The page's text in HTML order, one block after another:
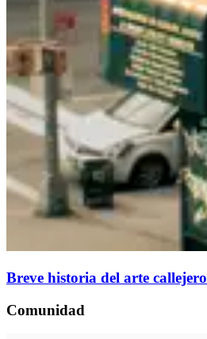
Breve historia del arte callejero
Comunidad